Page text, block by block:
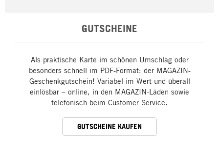
GUTSCHEINE
Als praktische Karte im schönen Umschlag oder
besonders schnell im PDF-Format: der MAGAZIN-
Geschenkgutschein! Variabel im Wert und überall
einlösbar – online, in den MAGAZIN-Läden sowie
telefonisch beim Customer Service.
GUTSCHEINE KAUFEN